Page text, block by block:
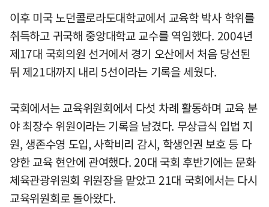
이후 미국 노던콜로라도대학교에서 교육학 박사 학위를
취득하고 귀국해 중앙대학교 교수를 역임했다. 2004년
제17대 국회의원 선거에서 경기 오산에서 처음 당선된
뒤 제21대까지 내리 5선이라는 기록을 세웠다.
국회에서는 교육위원회에서 다섯 차례 활동하며 교육 분
야 최장수 위원이라는 기록을 남겼다. 무상급식 입법 지
원, 생존수영 도입, 사학비리 감시, 학생인권 보호 등 다
양한 교육 현안에 관여했다. 20대 국회 후반기에는 문화
체육관광위원회 위원장을 맡았고 21대 국회에서는 다시
교육위원회로 돌아왔다.